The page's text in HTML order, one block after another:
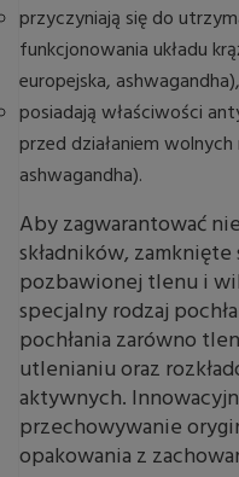
przyczyniają się do
funkcjonowania układu
europejska, ashwagandha),
posiadają właściwości
przed działaniem
ashwagandha).
Aby zagwarantować
składników,
pozbawionej tlenu i
specjalny rodzaj
pochłania zarówno
utlenianiu oraz
aktywnych.
przechowywanie
opakowania z